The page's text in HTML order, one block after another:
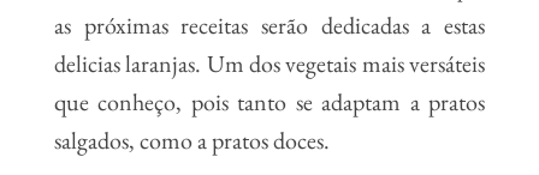
as próximas receitas serão dedicadas a estas
delicias laranjas. Um dos vegetais mais versáteis
que conheço, pois tanto se adaptam a pratos
salgados, como a pratos doces.